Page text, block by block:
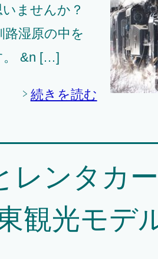
ませんか？
湿原の中を
。 &n […]
続きを読む
レンタカ
観光モデ